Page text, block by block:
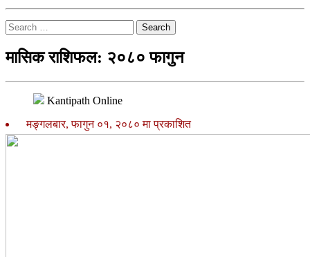
Search
मासिक राशिफल: २०८० फागुन
Kantipath Online
मङ्गलबार, फागुन ०१, २०८० मा प्रकाशित